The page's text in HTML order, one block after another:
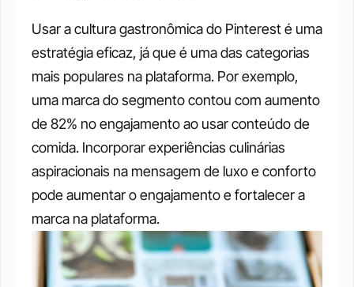
Usar a cultura gastronômica do Pinterest é uma
estratégia eficaz, já que é uma das categorias
mais populares na plataforma. Por exemplo,
uma marca do segmento contou com aumento
de 82% no engajamento ao usar conteúdo de
comida. Incorporar experiências culinárias
aspiracionais na mensagem de luxo e conforto
pode aumentar o engajamento e fortalecer a
marca na plataforma.